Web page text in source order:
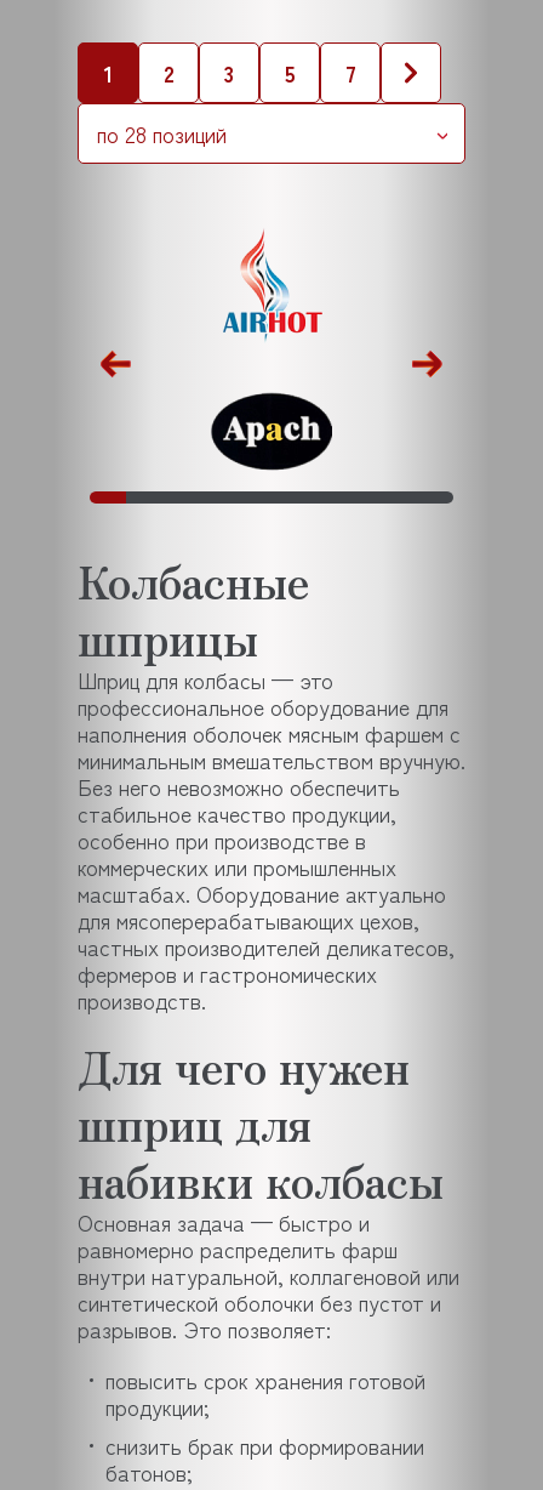
1 2 3 5
7
по 28 позиций
Колбасные
шприцы
Шприц для колбасы — это
профессиональное оборудование для
наполнения оболочек мясным фаршем с
минимальным вмешательством вручную.
Без него невозможно обеспечить
стабильное качество продукции,
особенно при производстве в
коммерческих или промышленных
масштабах. Оборудование актуально
для мясоперерабатывающих цехов,
частных производителей деликатесов,
фермеров и гастрономических
производств.
Для чего нужен
шприц для
набивки колбасы
Основная задача — быстро и
равномерно распределить фарш
внутри натуральной, коллагеновой или
синтетической оболочки без пустот и
разрывов. Это позволяет:
повысить срок хранения готовой
продукции;
снизить брак при формировании
батонов;